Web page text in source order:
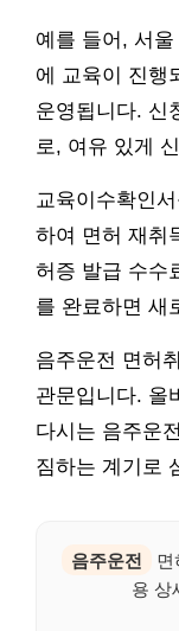
예를 들어, 서
에 교육이 진행
운영됩니다. 신
로, 여유 있게
교육이수확인
하여 면허 재취
허증 발급 수수
를 완료하면 새
음주운전 면허
관문입니다. 올
다시는 음주운
짐하는 계기로
음주운전
용 상